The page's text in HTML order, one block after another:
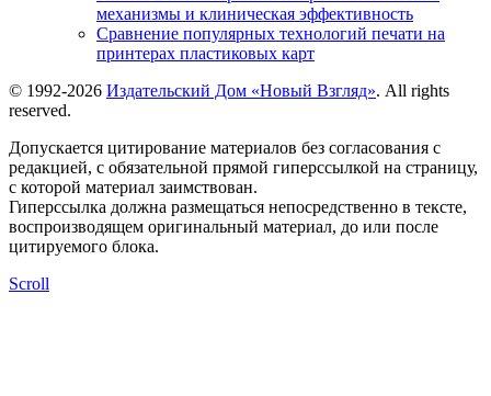
механизмы и клиническая эффективность
Сравнение популярных технологий печати на
принтерах пластиковых карт
© 1992-2026 Издательский Дом «Новый Взгляд». All rights
reserved.
Допускается цитирование материалов без согласования с
редакцией, с обязательной прямой гиперссылкой на страницу,
с которой материал заимствован.
Гиперссылка должна размещаться непосредственно в тексте,
воспроизводящем оригинальный материал, до или после
цитируемого блока.
Scroll